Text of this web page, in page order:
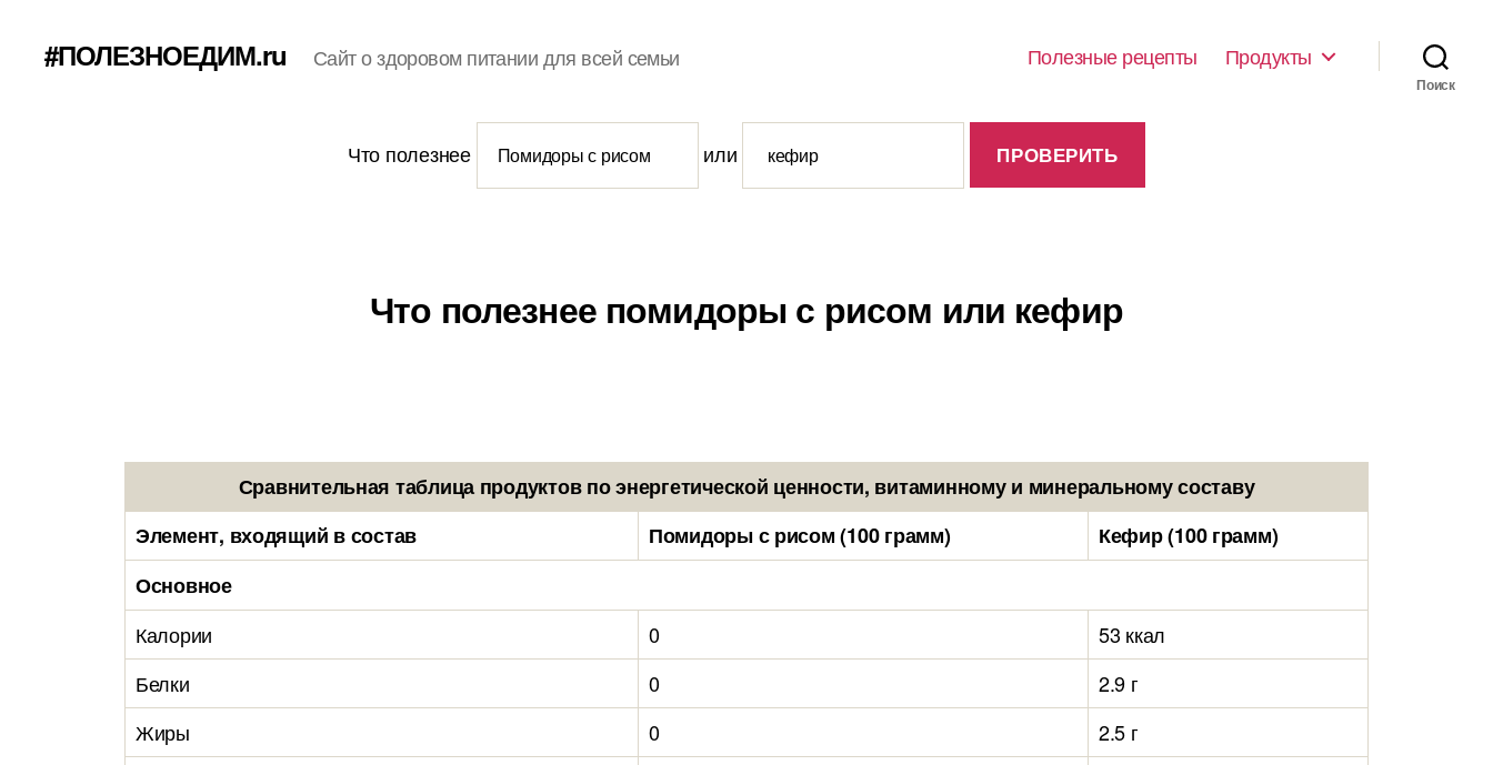
#ПОЛЕЗНОЕДИМ.ru Сайт о здоровом питании для всей семьи Полезные рецепты Продукты
Поиск
Что полезнее или
Что полезнее помидоры с рисом или кефир
Сравнительная таблица продуктов по энергетической ценности, витаминному и минеральному составу
Элемент, входящий в состав
Помидоры с рисом (100 грамм)
Кефир (100 грамм)
Основное
Калории
0
53 ккал
Белки
0
2.9 г
Жиры
0
2.5 г